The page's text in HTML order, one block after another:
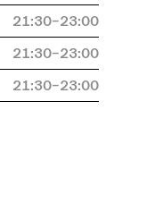
21:30–23:00
21:30–23:00
21:30–23:00